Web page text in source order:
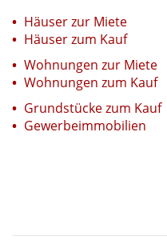
Häuser zur Miete
Häuser zum Kauf
Wohnungen zur Miete
Wohnungen zum Kauf
Grundstücke zum Kauf
Gewerbeimmobilien